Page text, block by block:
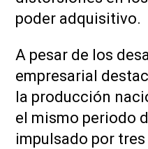
poder adquisitivo.
A pesar de los
empresarial
la producción
el mismo periodo
impulsado por